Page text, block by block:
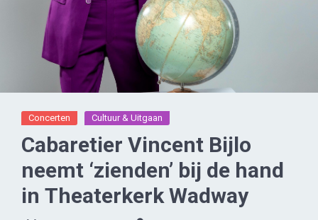
Concerten Cultuur & Uitgaan
Cabaretier Vincent Bijlo
neemt ‘zienden’ bij de hand
in Theaterkerk Wadway